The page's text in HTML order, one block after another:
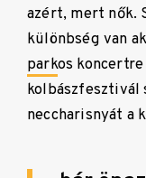
azért, mert nők.
különbség van
parkos
kolbászfesztivál
neccharisnyát a